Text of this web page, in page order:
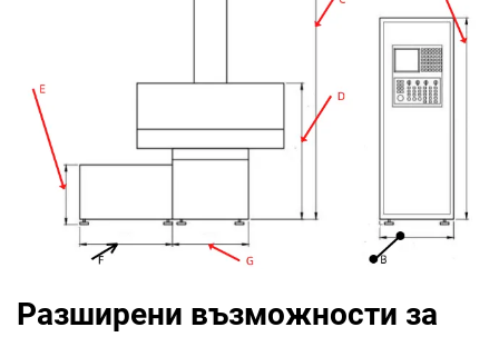
Разширени възможности за